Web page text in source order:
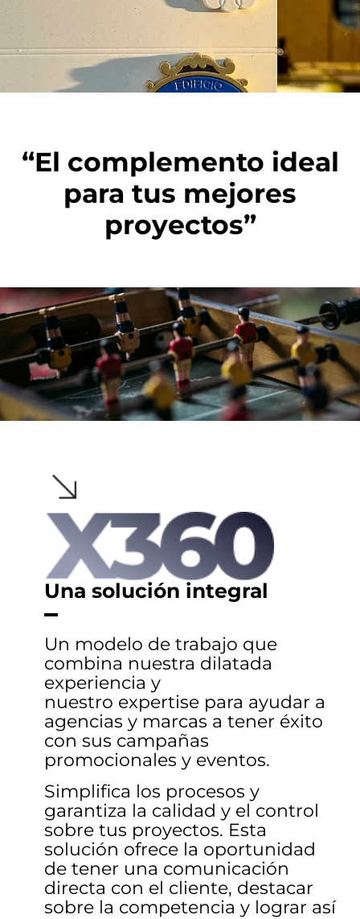
“El complemento ideal
para tus mejores
proyectos”
Una solución integral
Un modelo de trabajo que
combina nuestra dilatada
experiencia y
nuestro expertise para ayudar a
agencias y marcas a tener éxito
con sus campañas
promocionales y eventos.
Simplifica los procesos y
garantiza la calidad y el control
sobre tus proyectos. Esta
solución ofrece la oportunidad
de tener una comunicación
directa con el cliente, destacar
sobre la competencia y lograr así